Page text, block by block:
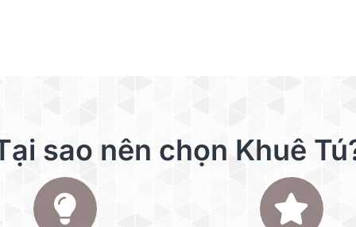
sao nên chọn Khuê